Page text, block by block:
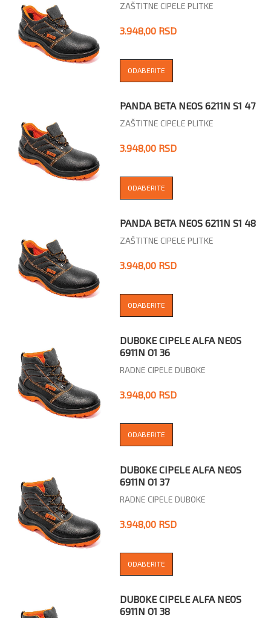
ZAŠTITNE CIPELE PLITKE
3.948,00 RSD
ODABERITE
PANDA BETA NEOS 6211N S1 47
ZAŠTITNE CIPELE PLITKE
3.948,00 RSD
ODABERITE
PANDA BETA NEOS 6211N S1 48
ZAŠTITNE CIPELE PLITKE
3.948,00 RSD
ODABERITE
DUBOKE CIPELE ALFA NEOS
6911N O1 36
RADNE CIPELE DUBOKE
3.948,00 RSD
ODABERITE
DUBOKE CIPELE ALFA NEOS
6911N O1 37
RADNE CIPELE DUBOKE
3.948,00 RSD
ODABERITE
DUBOKE CIPELE ALFA NEOS
6911N O1 38